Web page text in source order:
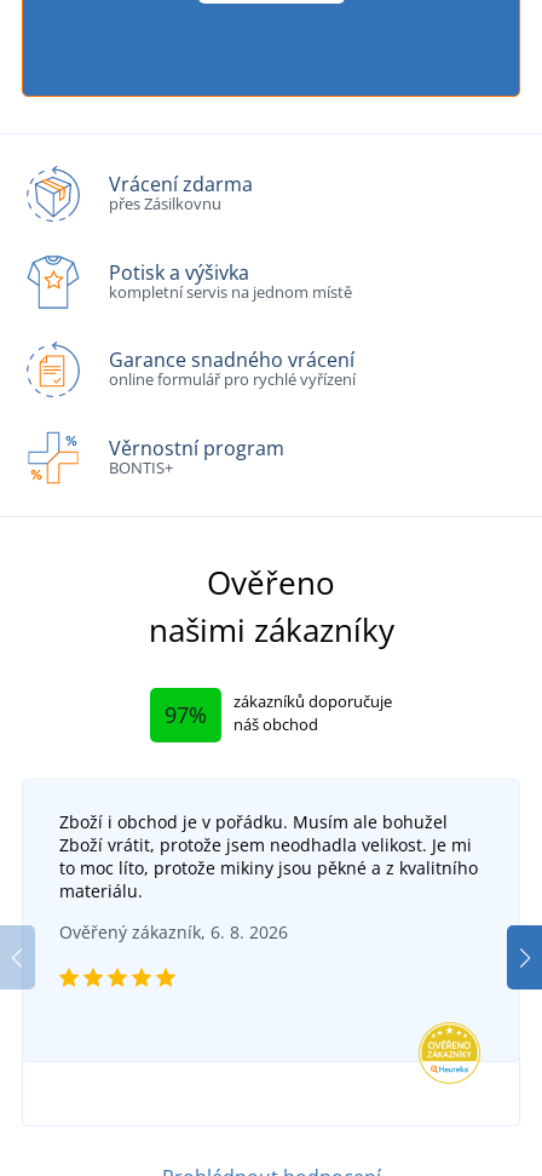
Vrácení zdarma
přes Zásilkovnu
Potisk a výšivka
kompletní servis na jednom místě
Garance snadného vrácení
online formulář pro rychlé vyřízení
Věrnostní program
BONTIS+
Ověřeno
našimi zákazníky
97%
zákazníků doporučuje
náš obchod
Zboží i obchod je v pořádku. Musím ale bohužel
Zboží vrátit, protože jsem neodhadla velikost. Je mi
to moc líto, protože mikiny jsou pěkné a z kvalitního
materiálu.
Ověřený zákazník, 6. 8. 2026